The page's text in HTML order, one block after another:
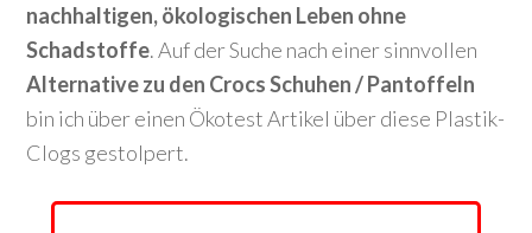
nachhaltigen, ökologischen Leben ohne
Schadstoffe. Auf der Suche nach einer sinnvollen
Alternative zu den Crocs Schuhen / Pantoffeln
bin ich über einen Ökotest Artikel über diese Plastik-
Clogs gestolpert.